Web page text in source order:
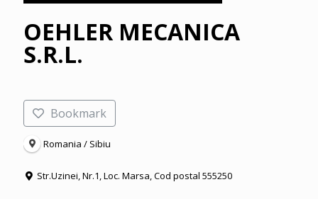
OEHLER MECANICA
S.R.L.
Bookmark
Romania / Sibiu
Str.Uzinei, Nr.1, Loc. Marsa, Cod postal 555250